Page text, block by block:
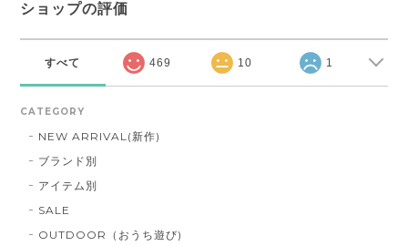
ショップの評価
すべて 469 10 1
CATEGORY
NEW ARRIVAL(新作)
ブランド別
アイテム別
SALE
OUTDOOR（おうち遊び)